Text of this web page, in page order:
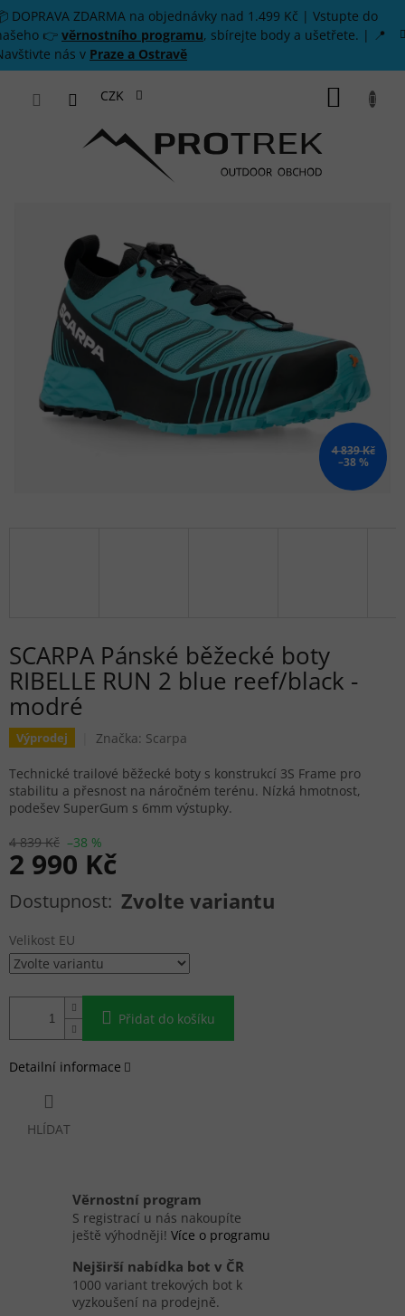
Přejít na obsah
DOPRAVA ZDARMA na objednávky nad 1.499 Kč | Vstupte do
👉 věrnostního programu, sbírejte body a ušetřete. | 📍
nás v Praze a Ostravě
CZK
4 839 Kč
–38 %
SCARPA Pánské běžecké boty
RIBELLE RUN 2 blue reef/black -
modré
Výprodej Značka: Scarpa
4 839 Kč –38 %
2 990 Kč
Měrná cena: Zvolte variantu
Velikost EU
Přidat do košíku
Technické trailové běžecké boty s konstrukcí 3S Frame pro
stabilitu a přesnost na náročném terénu. Nízká hmotnost,
podešev SuperGum s 6mm výstupky.
Detailní informace
HLÍDAT
Věrnostní program
S registrací u nás nakoupíte
ještě výhodněji! Více o programu
Nejširší nabídka bot v ČR
1000 variant trekových bot k
vyzkoušení na prodejně.